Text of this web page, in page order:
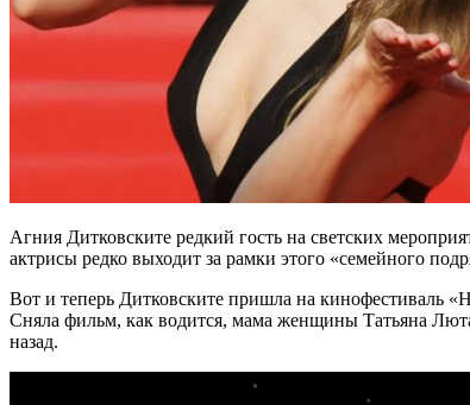
Агния Дитковските редкий гость на светских
актрисы редко выходит за рамки этого «семейного
Вот и теперь Дитковските пришла на кинофестиваль
Сняла фильм, как водится, мама женщины Татьяна
назад.